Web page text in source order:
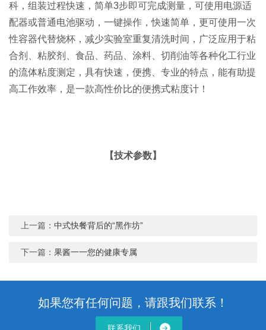
科，组装过程快速，简单3步即可完成测量，可使用电源适
配器或普通电池驱动，一键操作，快速简单，更可使用一次
性容器代替烧杯，减少实验室重复清洗时间，广泛应用于粘
合剂、粘胶剂、食品、药品、涂料、切削油等各种化工行业
的流体粘度测定，具有快速，便携、专业的特点，能有助提
高工作效率，是一款高性价比的便携式粘度计！
【技术参数】
上一篇：中式快餐背后的“黑作坊”
下一篇：果酱一一您的健康专属
如果您有任何问题，请跟我们联系！